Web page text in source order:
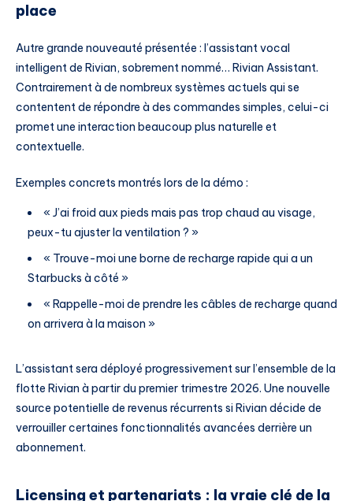
place
Autre grande nouveauté présentée : l’assistant vocal
intelligent de Rivian, sobrement nommé… Rivian Assistant.
Contrairement à de nombreux systèmes actuels qui se
contentent de répondre à des commandes simples, celui-ci
promet une interaction beaucoup plus naturelle et
contextuelle.
Exemples concrets montrés lors de la démo :
« J’ai froid aux pieds mais pas trop chaud au visage,
peux-tu ajuster la ventilation ? »
« Trouve-moi une borne de recharge rapide qui a un
Starbucks à côté »
« Rappelle-moi de prendre les câbles de recharge quand
on arrivera à la maison »
L’assistant sera déployé progressivement sur l’ensemble de la
flotte Rivian à partir du premier trimestre 2026. Une nouvelle
source potentielle de revenus récurrents si Rivian décide de
verrouiller certaines fonctionnalités avancées derrière un
abonnement.
Licensing et partenariats : la vraie clé de la